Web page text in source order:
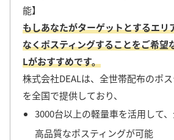
能】
もしあなたがターゲットとするエリ
なくポスティングすることをご希望
Lがおすすめです。
株式会社DEALは、全世帯配布のポ
を全国で提供しており、
3000台以上の軽量車を活用して
高品質なポスティングが可能